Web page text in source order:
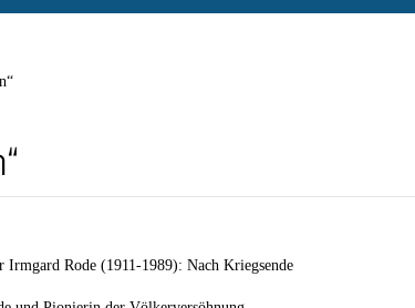
Rode (1911-1989): Nach Kriegsende